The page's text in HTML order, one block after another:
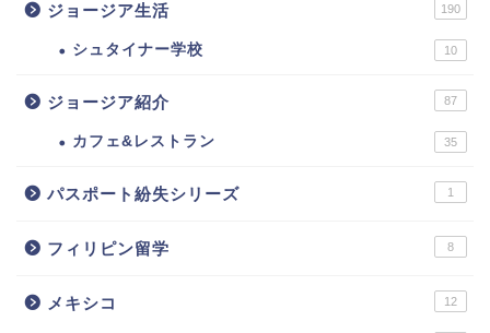
ジョージア生活 190
シュタイナー学校 10
ジョージア紹介 87
カフェ&レストラン 35
パスポート紛失シリーズ 1
フィリピン留学 8
メキシコ 12